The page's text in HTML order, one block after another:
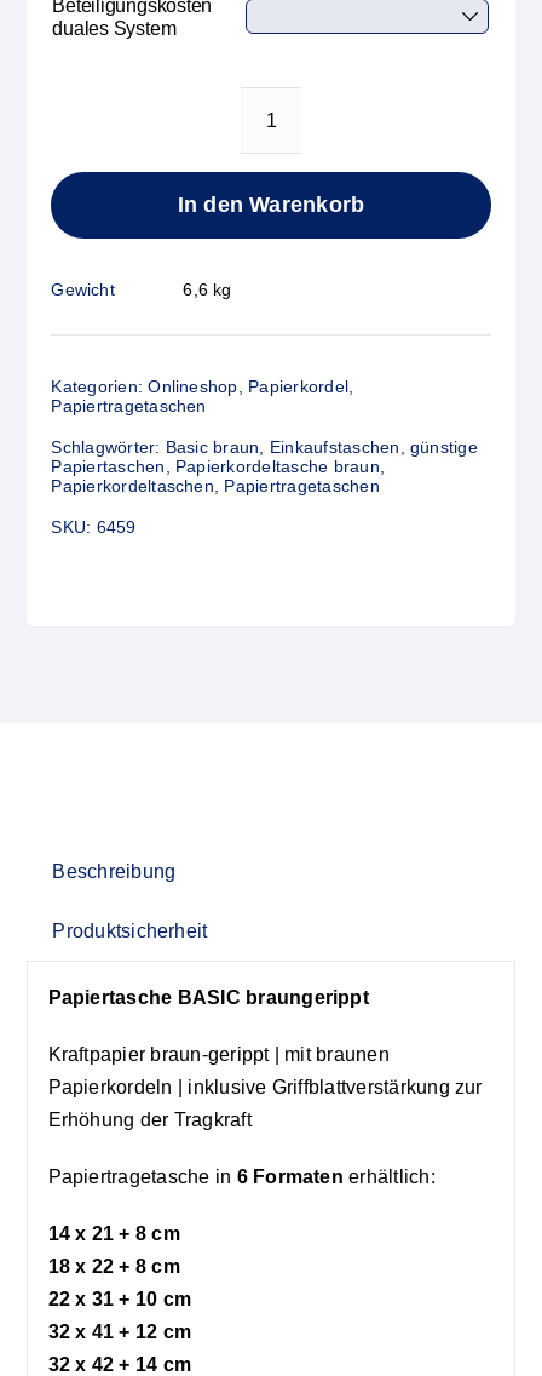
Beteiligungskosten
duales System
BASIC
braungerippt
In den Warenkorb
Gewicht 6,6 kg
Kategorien:Onlineshop Papierkordel
Papiertragetaschen
Schlagwörter: Basic braun Einkaufstaschen
günstige
Papiertaschen
Papierkordeltasche braun
Papierkordeltaschen
Papiertragetaschen
SKU: 6459
Beschreibung
Produktsicherheit
Papiertasche BASIC braungerippt
Kraftpapier braun-gerippt | mit braunen
Papierkordeln | inklusive Griffblattverstärkung zur
Erhöhung der Tragkraft
Papiertragetasche in 6 Formaten erhältlich:
14 x 21 + 8 cm
18 x 22 + 8 cm
22 x 31 + 10 cm
32 x 41 + 12 cm
32 x 42 + 14 cm